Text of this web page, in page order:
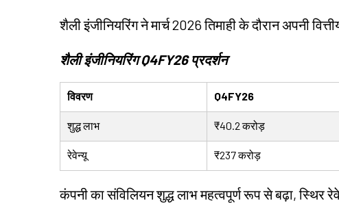
शैली इंजीनियरिंग ने मार्च 2026 तिमाही के दौरान अपनी
शैली इंजीनियरिंग Q4FY26 प्रदर्शन
विवरण Q4FY26
शुद्ध लाभ ₹40.2 करोड़
रेवेन्यू ₹237 करोड़
कंपनी का संविलियन शुद्ध लाभ महत्वपूर्ण रूप से बढ़ा, स्थिर